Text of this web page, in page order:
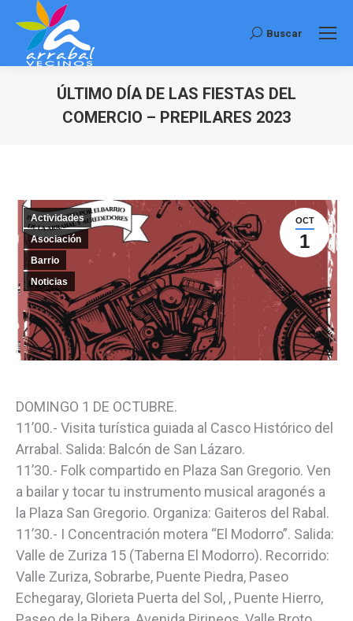
Buscar:
Buscar
ÚLTIMO DÍA DE LAS FIESTAS DEL
COMERCIO – PREPILARES 2023
OCT
1
Actividades
Asociación
Barrio
Noticias
DOMINGO 1 DE OCTUBRE.
11’00.- Visita turística guiada al Casco Histórico del
Arrabal. Salida: Balcón de San Lázaro.
11’30.- Folk compartido en Plaza San Gregorio. Ven
a bailar y tocar tu instrumento musical aragonés a
la Plaza San Gregorio. Organiza: Gaiteros del Rabal.
11’30.- I Concentración motera “El Modorro”. Salida:
Valle de Zuriza 15 (Taberna El Modorro). Recorrido:
Valle Zuriza, Sobrarbe, Puente Piedra, Paseo
Echegaray, Glorieta Puerta del Sol, , Puente Hierro,